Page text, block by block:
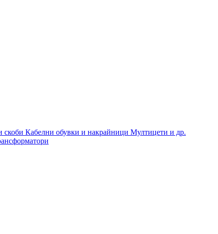
скоби Кабелни обувки и накрайници Мултицети и др.